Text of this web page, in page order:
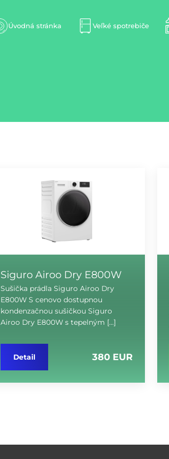
Úvodná stránka Veľké spotrebiče
Siguro Airoo Dry E800W
Sušička prádla Siguro Airoo Dry
E800W S cenovo dostupnou
kondenzačnou sušičkou Siguro
Airoo Dry E800W s tepelným […]
Detail 380 EUR